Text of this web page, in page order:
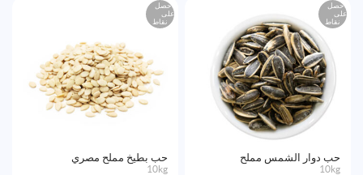
احصل
على
نقاط
حب دوار الشمس مملح
10kg
احصل
على
نقاط
حب بطيخ مملح مصري
10kg